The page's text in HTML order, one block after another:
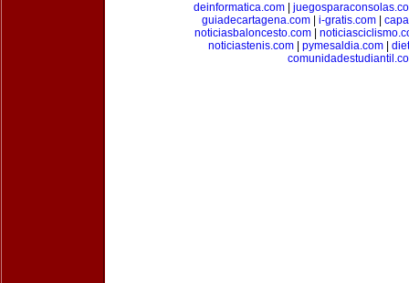
deinformatica.com
guiadecartagena.com| i-gratis.com|
noticiasbaloncesto.com
noticiastenis.com
pymesaldia.com